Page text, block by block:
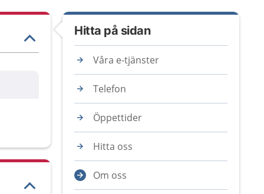
Hitta på sidan
Våra e-tjänster
Telefon
Öppettider
Hitta oss
Om oss